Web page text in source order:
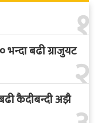
१
२
बढी ग्राजुयट
कैदीबन्दी अझै